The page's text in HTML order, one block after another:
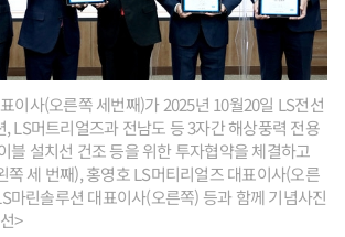
이사(오른쪽 세번째)가 2025년 10월20일 LS전선
LS머트리얼즈과 전남도 등 3자간 해상풍력 전용
블 설치선 건조 등을 위한 투자협약을 체결하고
쪽 세 번째), 홍영호 LS머티리얼즈 대표이사(오른
마린솔루션 대표이사(오른쪽) 등과 함께 기념사진
>